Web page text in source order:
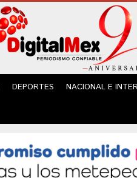
DEPORTES NACIONAL E